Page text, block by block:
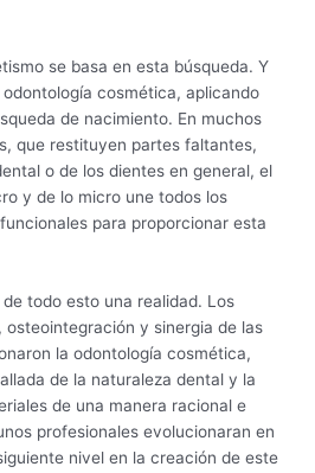
se basa en esta búsqueda. Y
cosmética, aplicando
de nacimiento. En muchos
que restituyen partes faltantes,
o de los dientes en general, el
y de lo micro une todos los
para proporcionar esta
todo esto una realidad. Los
y sinergia de las
la odontología cosmética,
de la naturaleza dental y la
de una manera racional e
profesionales evolucionaran en
nivel en la creación de este